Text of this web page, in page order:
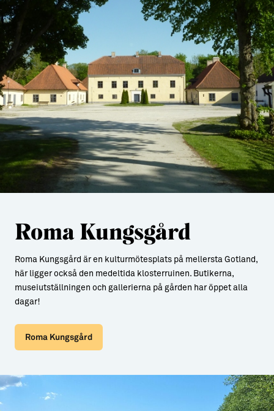
Roma Kungsgård
Roma Kungsgård är en kulturmötesplats på mellersta Gotland,
här ligger också den medeltida klosterruinen. Butikerna,
museiutställningen och gallerierna på gården har öppet alla
dagar!
Roma Kungsgård